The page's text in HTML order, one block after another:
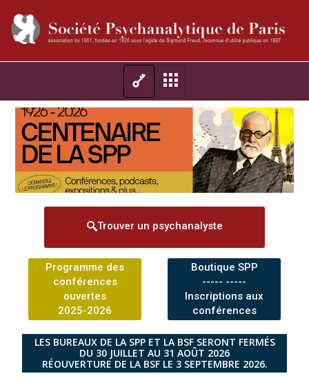
Trouver un psychanalyste
Programme des
conférences
ouvertes
2025-2026
Boutique SPP
----- -----
Inscriptions aux
conférences
LES BUREAUX DE LA SPP ET LA BSF SERONT FERMÉS
DU 30 JUILLET AU 31 AOÛT 2026
RÉOUVERTURE DE LA BSF LE 3 SEPTEMBRE 2026.